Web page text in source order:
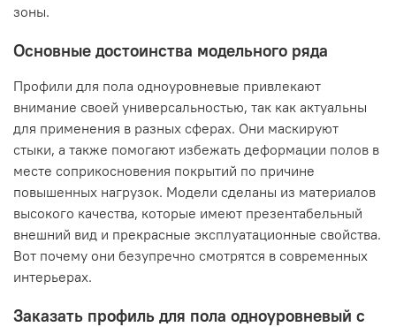
зоны.
Основные достоинства модельного ряда
Профили для пола одноуровневые привлекают
внимание своей универсальностью, так как актуальны
для применения в разных сферах. Они маскируют
стыки, а также помогают избежать деформации полов в
месте соприкосновения покрытий по причине
повышенных нагрузок. Модели сделаны из материалов
высокого качества, которые имеют презентабельный
внешний вид и прекрасные эксплуатационные свойства.
Вот почему они безупречно смотрятся в современных
интерьерах.
Заказать профиль для пола одноуровневый с